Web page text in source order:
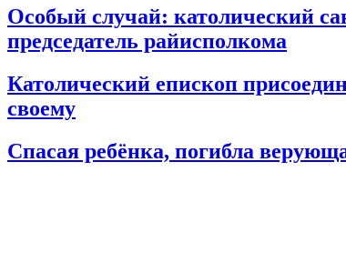
Особый случай: католический
председатель райисполкома
Католический епископ
своему
Спасая ребёнка, погибла